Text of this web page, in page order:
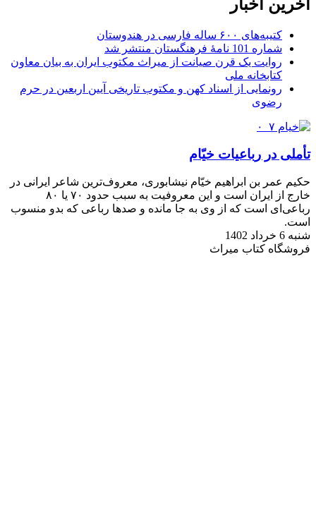
آخرین اخبار
کتیبه‌های ۶۰۰ ساله فارسی در هندوستان
شماره 101 نامۀ فرهنگستان منتشر شد
روایت یک قرن صیانت از میراث مکتوب ایران به بیان معاون
کتابخانه ملی
رونمایی از اسناد کهن و مکتوب تاریخی آیین اربعین در حرم
رضوی
تأملی در رباعیات خیّام
حکیم عمر بن ابراهیم خیّام نیشابوری، معروف‌ترین شاعر ایرانی در
خارج از ایران است و این معروفیت به سبب حدود ۷۰ یا ۸۰
رباعی‌ای است که از وی به جا مانده و صدها رباعی که بدو منسوب
است.
شنبه 6 خرداد 1402
فروشگاه کتاب میراث